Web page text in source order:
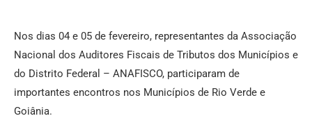
Nos dias 04 e 05 de fevereiro, representantes da Associação
Nacional dos Auditores Fiscais de Tributos dos Municípios e
do Distrito Federal – ANAFISCO, participaram de
importantes encontros nos Municípios de Rio Verde e
Goiânia.